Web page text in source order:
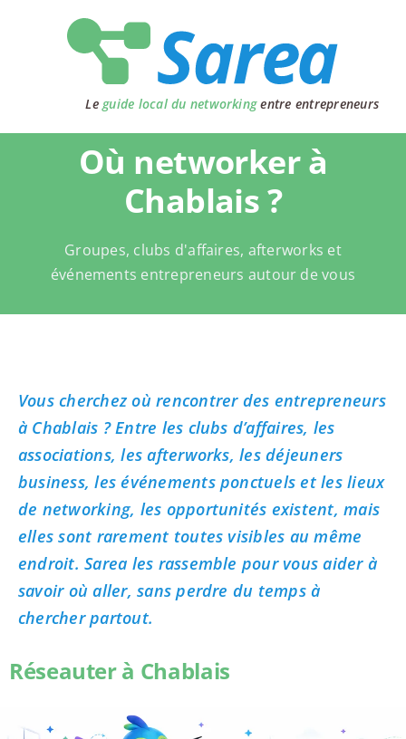
Le guide local du networkingentre entrepreneurs
Où networker à
Chablais ?
Groupes, clubs d'affaires, afterworks et
événements entrepreneurs autour de vous
Vous cherchez où rencontrer des entrepreneurs
à Chablais ? Entre les clubs d’affaires, les
associations, les afterworks, les déjeuners
business, les événements ponctuels et les lieux
de networking, les opportunités existent, mais
elles sont rarement toutes visibles au même
endroit. Sarea les rassemble pour vous aider à
savoir où aller, sans perdre du temps à
chercher partout.
Réseauter à Chablais